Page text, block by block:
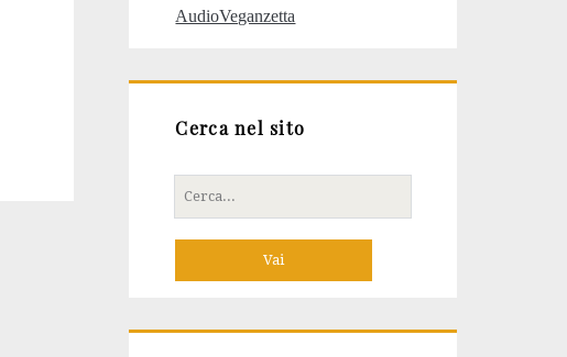
AudioVeganzetta
Cerca nel sito
Cerca
per: